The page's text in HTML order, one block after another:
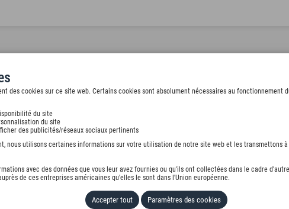
des cookies sur ce site web. Certains cookies sont absolument nécessaires au fonctionnement
du site
du site
des publicités/réseaux sociaux pertinents
nous utilisons certaines informations sur votre utilisation de notre site web et les transmettons
avec des données que vous leur avez fournies ou qu'ils ont collectées dans le cadre
de ces entreprises américaines qu'elles le sont dans l'Union européenne.
Accepter tout Paramètres des cookies